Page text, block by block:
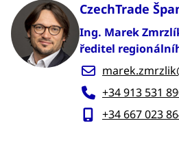
CzechTrade
Ing. Marek
ředitel
+34 913 531
+34 667 023